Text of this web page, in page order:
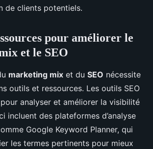
de clients potentiels.
pour améliorer le
et le SEO
marketing mix et du SEO nécessite
outils et ressources. Les outils SEO
analyser et améliorer la visibilité
incluent des plateformes d’analyse
Google Keyword Planner, qui
les termes pertinents pour mieux